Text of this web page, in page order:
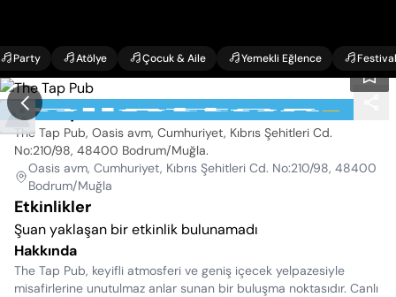
Party Atölye Çocuk & Aile Yemekli Eğlence Festival
The Tap Pub
The Tap Pub, Oasis avm, Cumhuriyet, Kıbrıs Şehitleri Cd.
No:210/98, 48400 Bodrum/Muğla.
Oasis avm, Cumhuriyet, Kıbrıs Şehitleri Cd. No:210/98, 48400
Bodrum/Muğla
Etkinlikler
Şuan yaklaşan bir etkinlik bulunamadı
Hakkında
The Tap Pub, keyifli atmosferi ve geniş içecek yelpazesiyle
misafirlerine unutulmaz anlar sunan bir buluşma noktasıdır. Canlı